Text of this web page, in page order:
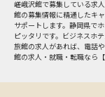
嵯峨沢館で募集している求
館の募集情報に精通したキ
サポートします。静岡県で
ピッタリです。ビジネスホ
旅館の求人があれば、電話
館の求人・就職・転職なら【